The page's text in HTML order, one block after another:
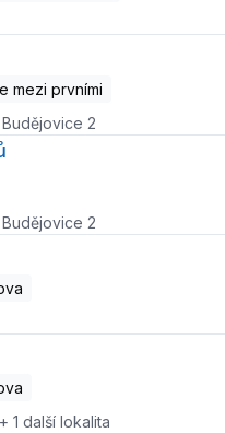
mezi prvními
2
2
1 další lokalita